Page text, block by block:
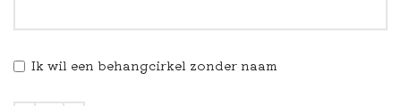
Ik wil een behangcirkel zonder naam